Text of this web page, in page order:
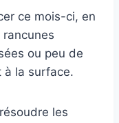
ce mois-ci, en
ou peu de
à la surface.
les